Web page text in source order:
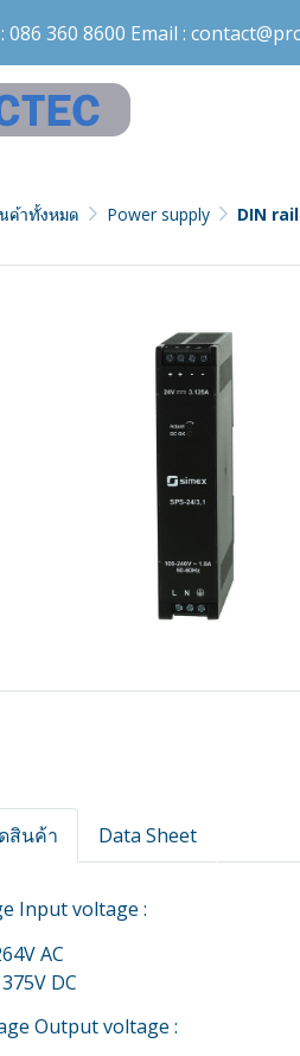
086 360 8600 Email :
ค้าทั้งหมด Power supply DIN
สินค้า Data Sheet
Input voltage :
AC
DC
Output voltage :